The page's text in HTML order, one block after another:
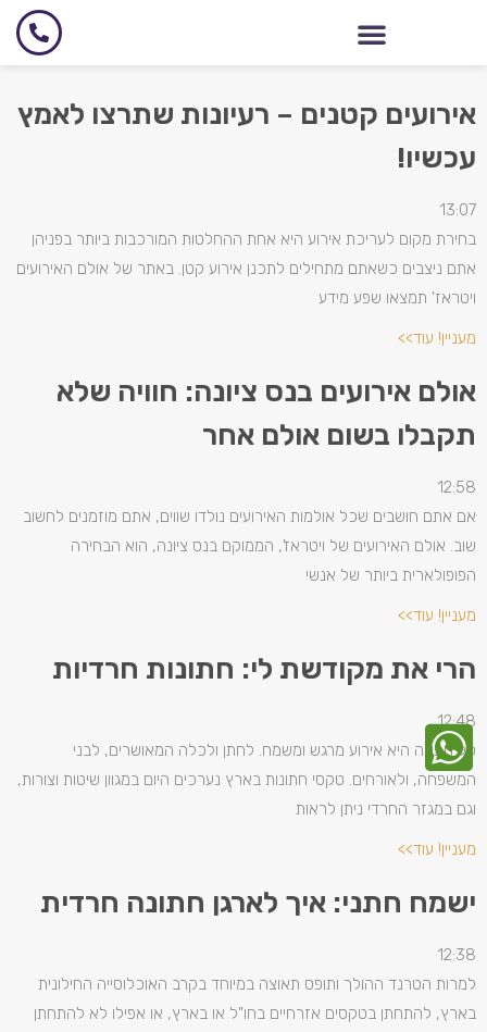
אירועים קטנים – רעיונות שתרצו לאמץ
עכשיו!
13:07
בחירת מקום לעריכת אירוע היא אחת ההחלטות המורכבות ביותר בפניהן
אתם ניצבים כשאתם מתחילים לתכנן אירוע קטן. באתר של אולם האירועים
ויטראז' תמצאו שפע מידע
מעניין! עוד>>
אולם אירועים בנס ציונה: חוויה שלא
תקבלו בשום אולם אחר
12:58
אם אתם חושבים שכל אולמות האירועים נולדו שווים, אתם מוזמנים לחשוב
שוב. אולם האירועים של ויטראז', הממוקם בנס ציונה, הוא הבחירה
הפופולארית ביותר של אנשי
מעניין! עוד>>
הרי את מקודשת לי: חתונות חרדיות
12:48
כל חתונה היא אירוע מרגש ומשמח. לחתן ולכלה המאושרים, לבני
המשפחה, ולאורחים. טקסי חתונות בארץ נערכים היום במגוון שיטות וצורות,
וגם במגזר החרדי ניתן לראות
מעניין! עוד>>
ישמח חתני: איך לארגן חתונה חרדית
12:38
למרות הטרנד ההולך ותופס תאוצה במיוחד בקרב האוכלוסייה החילונית
בארץ, להתחתן בטקסים אזרחיים בחו"ל או בארץ, או אפילו לא להתחתן